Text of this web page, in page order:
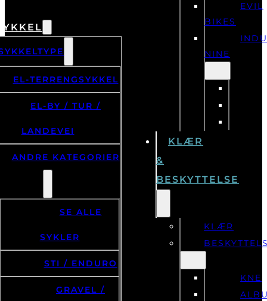
EL-TERRENGSYKKEL
EL-BY / TUR /
LANDEVEI
ANDRE KATEGORIER
SE ALLE
SYKLER
STI / ENDURO
GRAVEL /
EVIL
BIKES
NINE
KLÆR
&
BESKYTTELSE
KLÆR
KNE